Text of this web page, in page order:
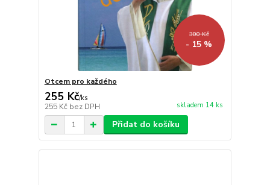
300 Kč
- 15 %
Otcem pro každého
255 Kč/ks
255 Kč bez DPH skladem 14 ks
Přidat do košíku